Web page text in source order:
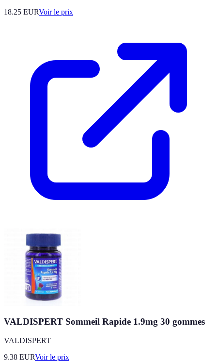
18.25 EURVoir le prix
VALDISPERT Sommeil Rapide 1.9mg 30 gommes
VALDISPERT
9.38 EURVoir le prix